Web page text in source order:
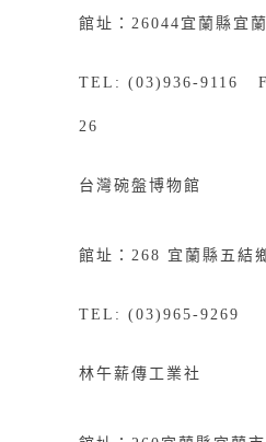
館址：26044宜蘭縣宜
TEL: (03)936-9116
26
台灣碗盤博物館
館址：268 宜 蘭縣五結
TEL: (03)965-9269
林午薪傳工業社